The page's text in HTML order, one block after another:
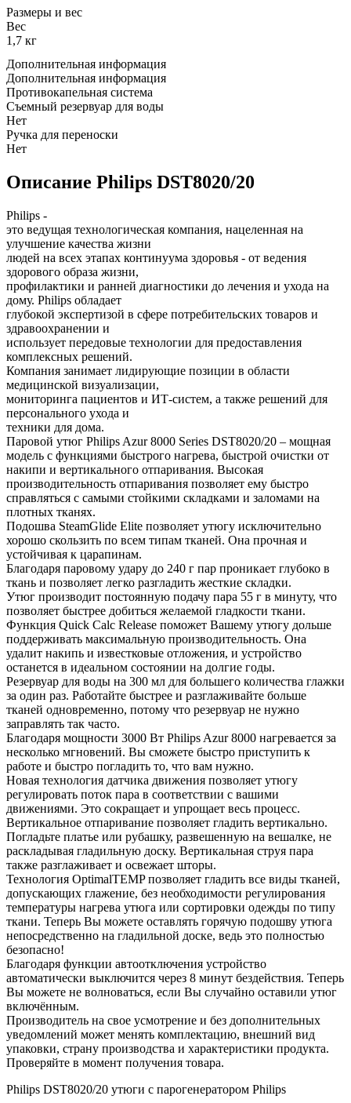
Размеры и вес
Вес
1,7 кг
Дополнительная информация
Дополнительная информация
Противокапельная система
Съемный резервуар для воды
Нет
Ручка для переноски
Нет
Описание Philips DST8020/20
Philips -
это ведущая технологическая компания, нацеленная на
улучшение качества жизни
людей на всех этапах континуума здоровья - от ведения
здорового образа жизни,
профилактики и ранней диагностики до лечения и ухода на
дому. Philips обладает
глубокой экспертизой в сфере потребительских товаров и
здравоохранении и
использует передовые технологии для предоставления
комплексных решений.
Компания занимает лидирующие позиции в области
медицинской визуализации,
мониторинга пациентов и ИТ-систем, а также решений для
персонального ухода и
техники для дома.
Паровой утюг Philips Azur 8000 Series DST8020/20 – мощная
модель с функциями быстрого нагрева, быстрой очистки от
накипи и вертикального отпаривания. Высокая
производительность отпаривания позволяет ему быстро
справляться с самыми стойкими складками и заломами на
плотных тканях.
Подошва SteamGlide Elite позволяет утюгу исключительно
хорошо скользить по всем типам тканей. Она прочная и
устойчивая к царапинам.
Благодаря паровому удару до 240 г пар проникает глубоко в
ткань и позволяет легко разгладить жесткие складки.
Утюг производит постоянную подачу пара 55 г в минуту, что
позволяет быстрее добиться желаемой гладкости ткани.
Функция Quick Calc Release поможет Вашему утюгу дольше
поддерживать максимальную производительность. Она
удалит накипь и известковые отложения, и устройство
останется в идеальном состоянии на долгие годы.
Резервуар для воды на 300 мл для большего количества глажки
за один раз. Работайте быстрее и разглаживайте больше
тканей одновременно, потому что резервуар не нужно
заправлять так часто.
Благодаря мощности 3000 Вт Philips Azur 8000 нагревается за
несколько мгновений. Вы сможете быстро приступить к
работе и быстро погладить то, что вам нужно.
Новая технология датчика движения позволяет утюгу
регулировать поток пара в соответствии с вашими
движениями. Это сокращает и упрощает весь процесс.
Вертикальное отпаривание позволяет гладить вертикально.
Погладьте платье или рубашку, развешенную на вешалке, не
раскладывая гладильную доску. Вертикальная струя пара
также разглаживает и освежает шторы.
Технология OptimalTEMP позволяет гладить все виды тканей,
допускающих глажение, без необходимости регулирования
температуры нагрева утюга или сортировки одежды по типу
ткани. Теперь Вы можете оставлять горячую подошву утюга
непосредственно на гладильной доске, ведь это полностью
безопасно!
Благодаря функции автоотключения устройство
автоматически выключится через 8 минут бездействия. Теперь
Вы можете не волноваться, если Вы случайно оставили утюг
включённым.
Производитель на свое усмотрение и без дополнительных
уведомлений может менять комплектацию, внешний вид
упаковки, страну производства и характеристики продукта.
Проверяйте в момент получения товара.
Philips DST8020/20 утюги с парогенератором Philips